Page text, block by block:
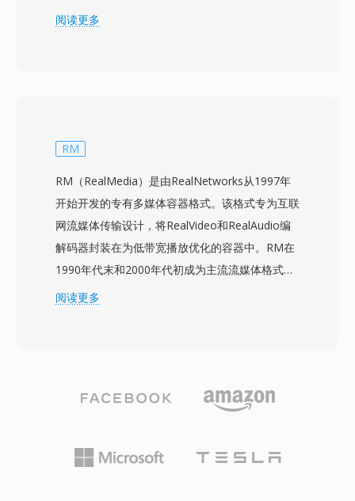
媒体技术栈。Google在发布WebM的同时以宽松
压缩效率可与H.264 High Profile竞争，接近HEVC
Chrome、Firefox、Edge和Opera等主流网页浏
览器原生支持WebM播放，YouTube使用WebM
中的VP9作为其大部分内容的主要传输格式。该格
式支持视频中的Alpha通道透明度等特性，使其在
合成网页图形和叠加层方面颇具价值。近期WebM
已扩展支持AV1视频，延续其作为开放编解码器推
阅读更多
RM
RM（RealMedia）是由RealNetworks从1997年
开始开发的专有多媒体容器格式。该格式专为互联
网流媒体传输设计，将RealVideo和RealAudio编
解码器封装在为低带宽播放优化的容器中。RM在
1990年代末和2000年代初成为主流流媒体格式之
一，当时RealPlayer是最广泛安装的媒体应用程序
件可包含不同比特率的多个流，支持SureStream
该容器支持标题、作者和版权信息的元数据，
RealNetworks还同时开发了RTSP和PNA流媒体
阅读更多